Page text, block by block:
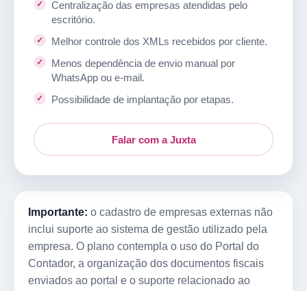
Centralização das empresas atendidas pelo
escritório.
Melhor controle dos XMLs recebidos por cliente.
Menos dependência de envio manual por
WhatsApp ou e-mail.
Possibilidade de implantação por etapas.
Falar com a Juxta
Importante: o cadastro de empresas externas não
inclui suporte ao sistema de gestão utilizado pela
empresa. O plano contempla o uso do Portal do
Contador, a organização dos documentos fiscais
enviados ao portal e o suporte relacionado ao